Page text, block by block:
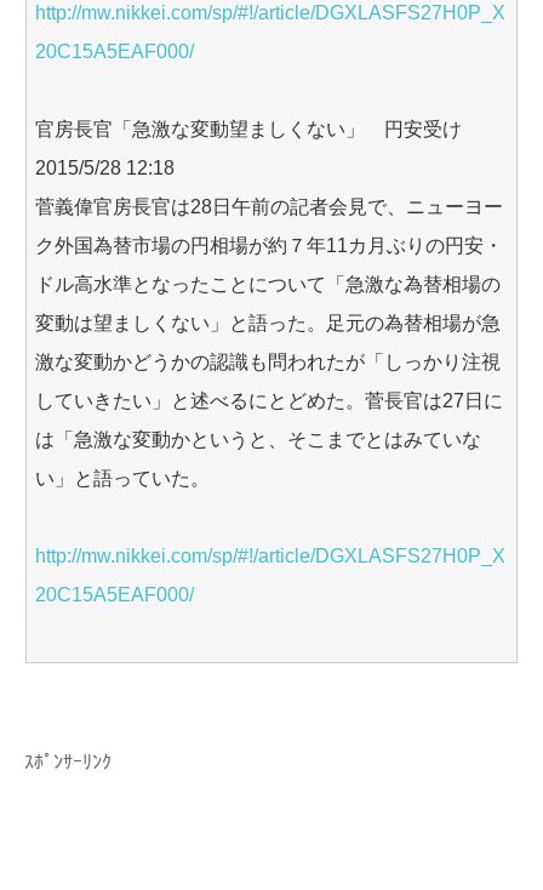
http://mw.nikkei.com/sp/#!/article/DGXLASFS27H0P_X
20C15A5EAF000/
官房長官「急激な変動望ましくない」 円安受け
2015/5/28 12:18
菅義偉官房長官は28日午前の記者会見で、ニューヨー
ク外国為替市場の円相場が約７年11カ月ぶりの円安・
ドル高水準となったことについて「急激な為替相場の
変動は望ましくない」と語った。足元の為替相場が急
激な変動かどうかの認識も問われたが「しっかり注視
していきたい」と述べるにとどめた。菅長官は27日に
は「急激な変動かというと、そこまでとはみていな
い」と語っていた。
http://mw.nikkei.com/sp/#!/article/DGXLASFS27H0P_X
20C15A5EAF000/
ｽﾎﾟﾝｻｰﾘﾝｸ